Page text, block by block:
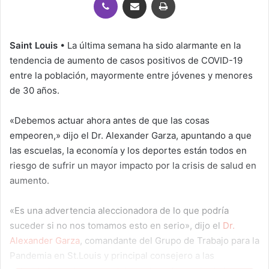
Saint Louis • La última semana ha sido alarmante en la
tendencia de aumento de casos positivos de COVID-19
entre la población, mayormente entre jóvenes y menores
de 30 años.
«Debemos actuar ahora antes de que las cosas
empeoren,» dijo el Dr. Alexander Garza, apuntando a que
las escuelas, la economía y los deportes están todos en
riesgo de sufrir un mayor impacto por la crisis de salud en
aumento.
«Es una advertencia aleccionadora de lo que podría
suceder si no nos tomamos esto en serio», dijo el Dr.
Alexander Garza, comandante del Grupo de Trabajo para la
Pandemia en St.Louis y principal consejero a las